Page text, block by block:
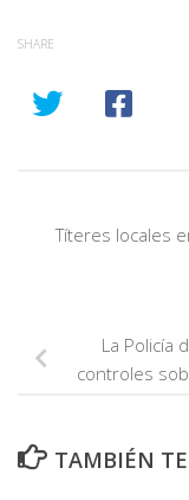
SHARE
Títeres locales
La Policía
controles
TAMBIÉN TE